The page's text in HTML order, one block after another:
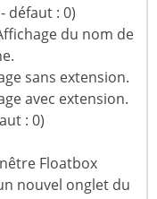
défaut : 0)
du nom de
sans extension.
avec extension.
: 0)
Floatbox
nouvel onglet du